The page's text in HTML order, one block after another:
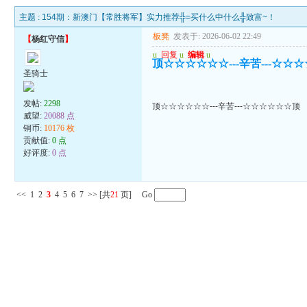
主题 : 154期：新澳门【常胜将军】实力推荐╬=买什么中什么╬致富~！
【杨红守信】
圣骑士
发帖:2298
威望:20088 点
铜币: 10176 枚
贡献值:0 点
好评度:0 点
板凳 发表于: 2026-06-02 22:49
u 回复 u 编辑 u
顶☆☆☆☆☆☆---辛苦---
顶☆☆☆☆☆☆---辛苦---☆☆☆☆☆☆顶
<< 1 2 3 4 5 6 7 >> [共21 页] Go